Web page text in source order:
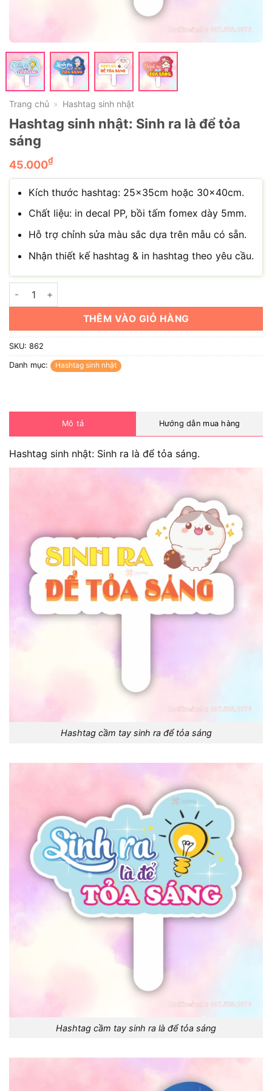
Trang chủ » Hashtag sinh nhật
Hashtag sinh nhật: Sinh ra là để tỏa
sáng
45.000₫
Kích thước hashtag: 25x35cm hoặc 30x40cm.
Chất liệu: in decal PP, bồi tấm fomex dày 5mm.
Hỗ trợ chỉnh sửa màu sắc dựa trên mẫu có sẵn.
Nhận thiết kế hashtag & in hashtag theo yêu cầu.
Hashtag sinh nhật: Sinh ra là để tỏa sáng số lượng
THÊM VÀO GIỎ HÀNG
SKU: 862
Danh mục: Hashtag sinh nhật
Mô tả Hướng dẫn mua hàng
Hashtag sinh nhật: Sinh ra là để tỏa sáng.
Hashtag cầm tay sinh ra để tỏa sáng
Hashtag cầm tay sinh ra là để tỏa sáng